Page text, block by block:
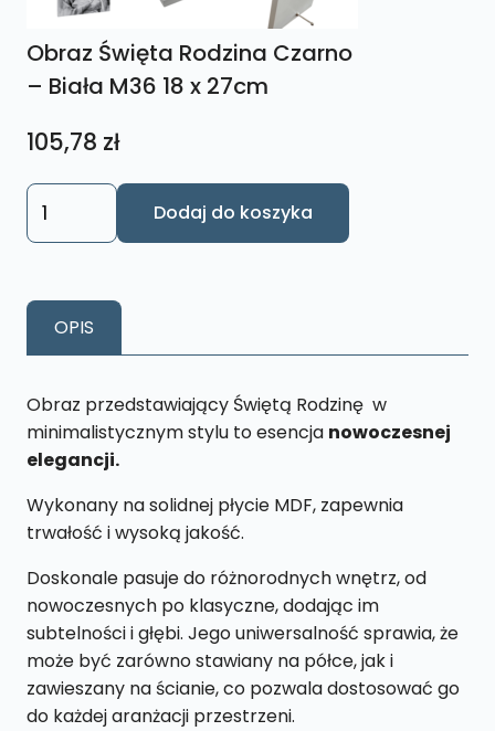
Obraz Święta Rodzina Czarno
– Biała M36 18 x 27cm
105,78 zł
ilość
Obraz
Czarno
M36
18
x
Dodaj do koszyka
OPIS
Obraz przedstawiający Świętą Rodzinę w
minimalistycznym stylu to esencja nowoczesnej
elegancji.
Wykonany na solidnej płycie MDF, zapewnia
trwałość i wysoką jakość.
Doskonale pasuje do różnorodnych wnętrz, od
nowoczesnych po klasyczne, dodając im
subtelności i głębi. Jego uniwersalność sprawia, że
może być zarówno stawiany na półce, jak i
zawieszany na ścianie, co pozwala dostosować go
do każdej aranżacji przestrzeni.